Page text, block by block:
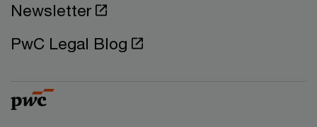
Newsletter
PwC Legal Blog